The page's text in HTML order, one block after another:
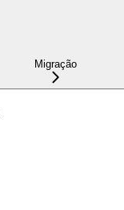
Migração